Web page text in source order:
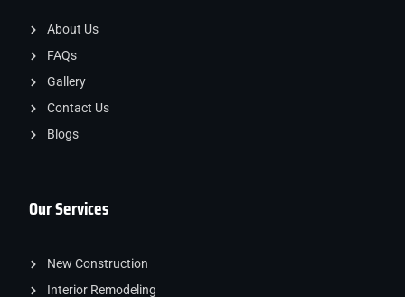
Our Services
New Construction
Interior Remodeling
About Us
FAQs
Gallery
Contact Us
Blogs